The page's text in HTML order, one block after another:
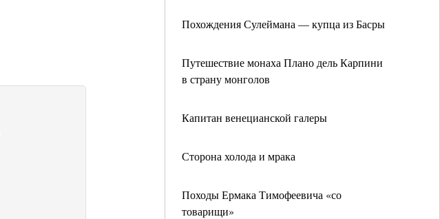
Похождения Сулеймана — купца из Басры
Путешествие монаха Плано дель Карпини
в страну монголов
Капитан венецианской галеры
Сторона холода и мрака
Походы Ермака Тимофеевича «со
товарищи»